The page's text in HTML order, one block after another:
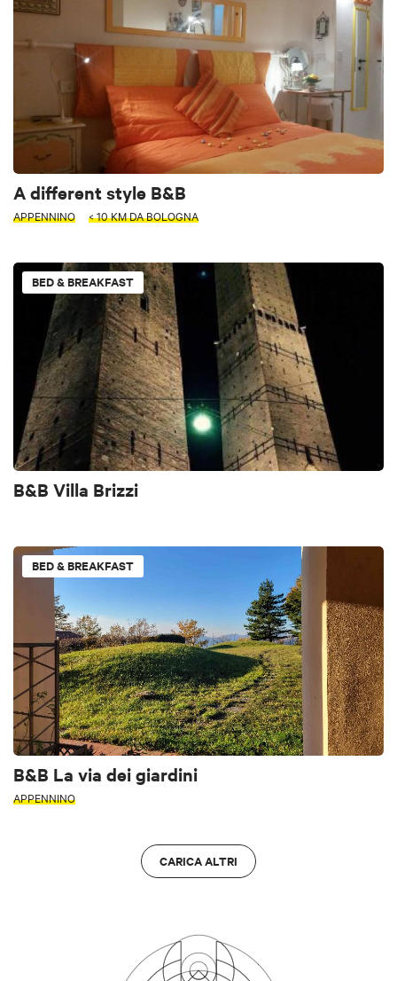
A different style B&B
APPENNINO < 10 KM DA BOLOGNA
BED & BREAKFAST
B&B Villa Brizzi
BED & BREAKFAST
B&B La via dei giardini
APPENNINO
CARICA ALTRI